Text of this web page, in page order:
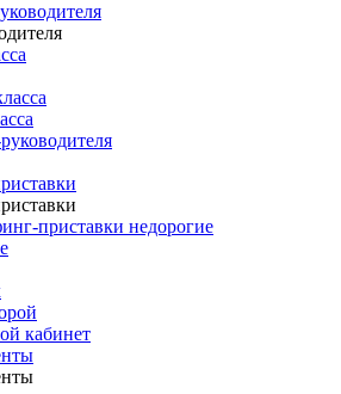
приставки недорогие
кабинет